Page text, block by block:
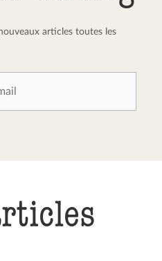
articles toutes les